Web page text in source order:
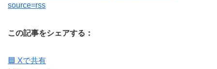
source=rss
この記事をシェアする：
🟦 Xで共有